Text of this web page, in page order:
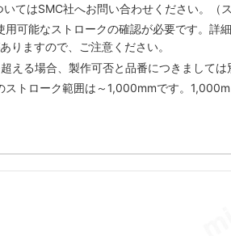
てはSMC社へお問い合わせください。（
用可能なストロークの確認が必要です。詳
りますので、ご注意ください。
える場合、製作可否と品番につきまして
ストローク範囲は～1,000mmです。